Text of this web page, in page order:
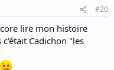
#20
lire mon histoire
Cadichon "les